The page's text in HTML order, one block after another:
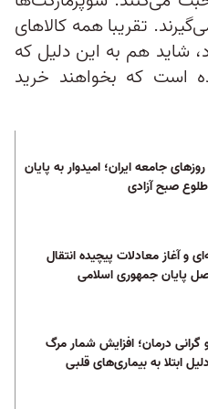
تقریبا همه کالاهای
شاید هم به این دلیل که
است که بخواهند خرید
جامعه ایران؛ امیدوار به پایان
صبح آزادی
و آغاز معادلات پیچیده انتقال
پایان جمهوری اسلامی
گرانی درمان؛ افزایش شمار مرگ
ابتلا به بیماری‌های قلبی